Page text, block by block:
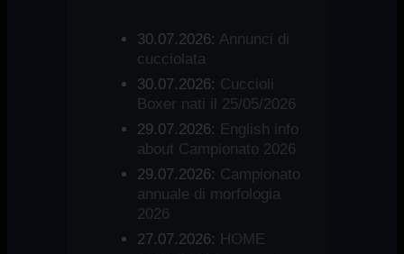
30.07.2026: Annunci di
cucciolata
30.07.2026: Cuccioli
Boxer nati il 25/05/2026
29.07.2026: English info
about Campionato 2026
29.07.2026: Campionato
annuale di morfologia
2026
27.07.2026: HOME